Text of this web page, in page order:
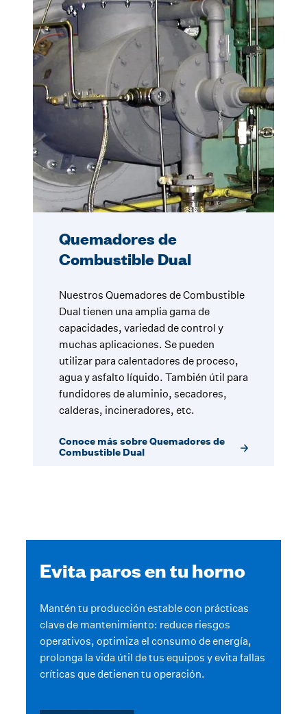
Quemadores de
Combustible Dual
Nuestros Quemadores de Combustible
Dual tienen una amplia gama de
capacidades, variedad de control y
muchas aplicaciones. Se pueden
utilizar para calentadores de proceso,
agua y asfalto líquido. También útil para
fundidores de aluminio, secadores,
calderas, incineradores, etc.
Conoce más sobre Quemadores de
Combustible Dual
Evita paros en tu horno
Mantén tu producción estable con prácticas
clave de mantenimiento: reduce riesgos
operativos, optimiza el consumo de energía,
prolonga la vida útil de tus equipos y evita fallas
críticas que detienen tu operación.